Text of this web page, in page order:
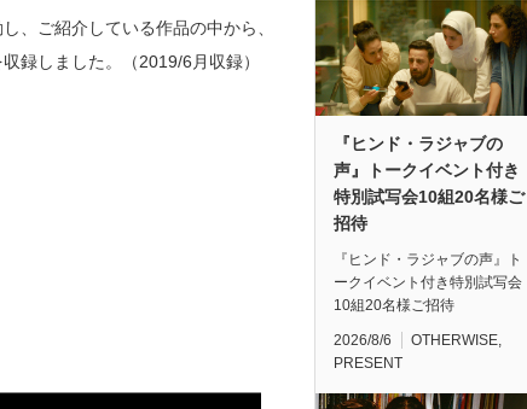
し、ご紹介している作品の中から、
録しました。（2019/6月収録）
『ヒンド・ラジャブの
声』トークイベント付き
特別試写会10組20名様ご
招待
『ヒンド・ラジャブの声』ト
ークイベント付き特別試写会
10組20名様ご招待
2026/8/6 OTHERWISE,
PRESENT